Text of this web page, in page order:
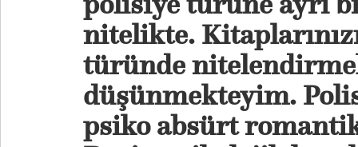
nitelikte.
türünde
düşünmekteyim.
psiko absürt